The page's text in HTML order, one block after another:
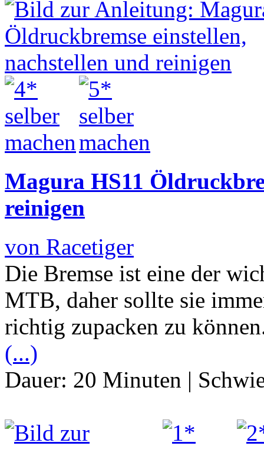
Magura HS11
reinigen
von Racetiger
Die Bremse ist eine der
MTB, daher sollte sie
richtig zupacken zu
(...)
Dauer: 20 Minuten |